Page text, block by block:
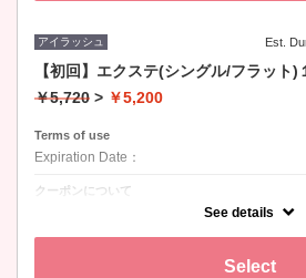
アイラッシュ Est.
【初回】エクステ(シングル/フラット)
￥5,720 > ￥5,200
Terms of use
Expiration Date：
クーポンについて
カール：Ｊ、Ｃ、Ｄ / 長さ：8-15mm / 太さ：
See details
Select